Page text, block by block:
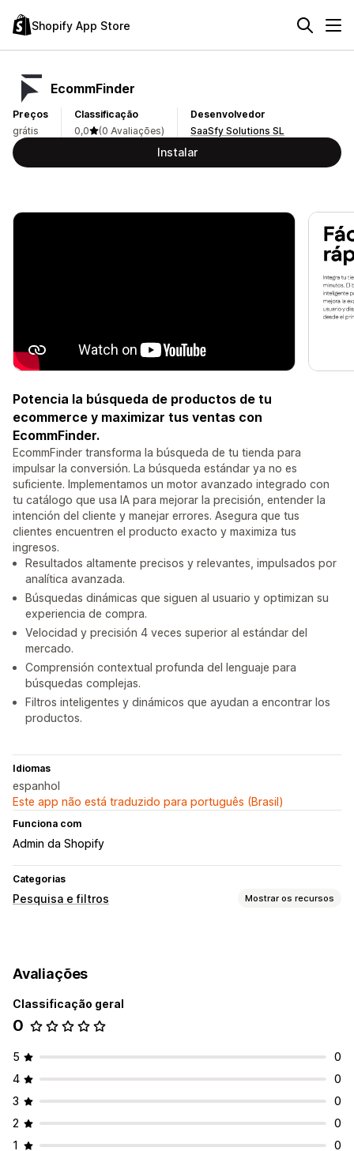
Shopify App Store
EcommFinder
Preços
grátis
Classificação
0,0
(0 Avaliações)
Desenvolvedor
SaaSfy Solutions SL
Instalar
Potencia la búsqueda de productos de tu
ecommerce y maximizar tus ventas con
EcommFinder.
EcommFinder transforma la búsqueda de tu tienda para
impulsar la conversión. La búsqueda estándar ya no es
suficiente. Implementamos un motor avanzado integrado con
tu catálogo que usa IA para mejorar la precisión, entender la
intención del cliente y manejar errores. Asegura que tus
clientes encuentren el producto exacto y maximiza tus
ingresos.
Resultados altamente precisos y relevantes, impulsados por
analítica avanzada.
Búsquedas dinámicas que siguen al usuario y optimizan su
experiencia de compra.
Velocidad y precisión 4 veces superior al estándar del
mercado.
Comprensión contextual profunda del lenguaje para
búsquedas complejas.
Filtros inteligentes y dinámicos que ayudan a encontrar los
productos.
Idiomas
espanhol
Este app não está traduzido para português (Brasil)
Funciona com
Admin da Shopify
Categorias
Pesquisa e filtros Mostrar os recursos
Grupos de sinônimos
Sugestões de pesquisa
Vários filtros
Pesquisa personalizada
Excluir resultados
Personalização de exibição
Responsividade para dispositivos móveis
CSS personalizado Estilização personalizada
Avaliações
Classificação geral
0
5
0
4
0
3
0
2
0
1
0